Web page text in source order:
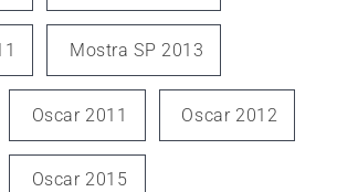
Mostra SP 2013
Oscar 2011 Oscar 2012
Oscar 2015